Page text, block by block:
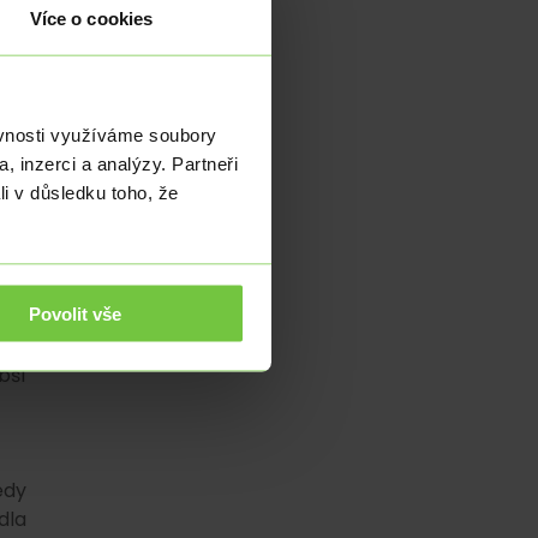
Více o cookies
využíváme soubory
inzerci a analýzy. Partneři
v důsledku toho, že
Povolit vše
s